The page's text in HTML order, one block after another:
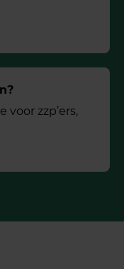
­zzp’ers,